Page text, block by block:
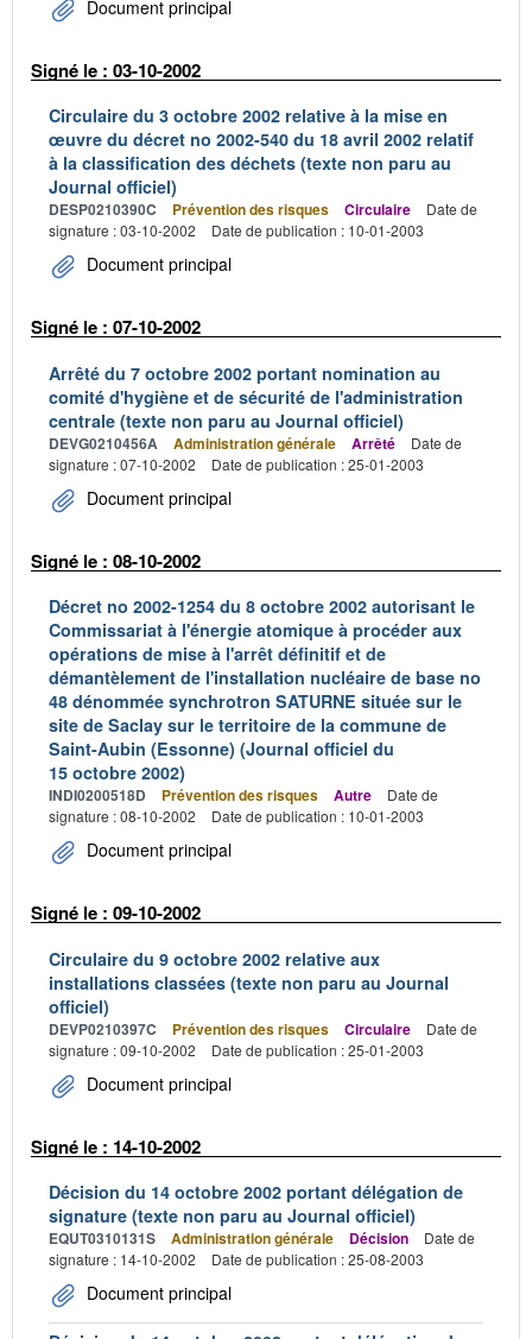
Document principal
Signé le : 03-10-2002
Circulaire du 3 octobre 2002 relative à la mise en
œuvre du décret no 2002-540 du 18 avril 2002 relatif
à la classification des déchets (texte non paru au
Journal officiel)
DESP0210390C Prévention des risques Circulaire
Date de
signature : 03-10-2002
Date de publication : 10-01-2003
Document principal
Signé le : 07-10-2002
Arrêté du 7 octobre 2002 portant nomination au
comité d'hygiène et de sécurité de l'administration
centrale (texte non paru au Journal officiel)
DEVG0210456A Administration générale Arrêté
Date de
signature : 07-10-2002
Date de publication : 25-01-2003
Document principal
Signé le : 08-10-2002
Décret no 2002-1254 du 8 octobre 2002 autorisant le
Commissariat à l'énergie atomique à procéder aux
opérations de mise à l'arrêt définitif et de
démantèlement de l'installation nucléaire de base no
48 dénommée synchrotron SATURNE située sur le
site de Saclay sur le territoire de la commune de
Saint-Aubin (Essonne) (Journal officiel du
15 octobre 2002)
INDI0200518D Prévention des risques Autre
Date de
signature : 08-10-2002
Date de publication : 10-01-2003
Document principal
Signé le : 09-10-2002
Circulaire du 9 octobre 2002 relative aux
installations classées (texte non paru au Journal
officiel)
DEVP0210397C Prévention des risques Circulaire
Date de
signature : 09-10-2002
Date de publication : 25-01-2003
Document principal
Signé le : 14-10-2002
Décision du 14 octobre 2002 portant délégation de
signature (texte non paru au Journal officiel)
EQUT0310131S Administration générale Décision
Date de
signature : 14-10-2002
Date de publication : 25-08-2003
Document principal